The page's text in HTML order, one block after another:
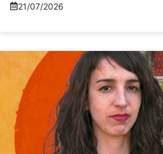
21/07/2026